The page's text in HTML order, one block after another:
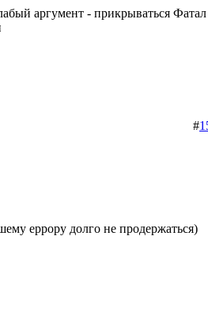
аргумент - прикрываться
#
еррору долго не продержаться)